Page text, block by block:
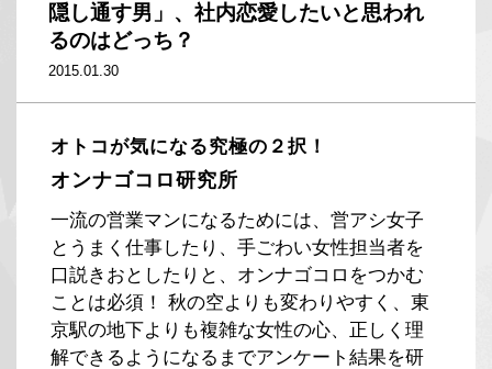
隠し通す男」、社内恋愛したいと思われ
るのはどっち？
2015.01.30
オトコが気になる究極の２択！
オンナゴコロ研究所
一流の営業マンになるためには、営アシ女子
とうまく仕事したり、手ごわい女性担当者を
口説きおとしたりと、オンナゴコロをつかむ
ことは必須！ 秋の空よりも変わりやすく、東
京駅の地下よりも複雑な女性の心、正しく理
解できるようになるまでアンケート結果を研